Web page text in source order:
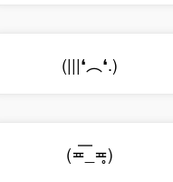
(|||❛︵❛.)
(≖͞_≖̥)